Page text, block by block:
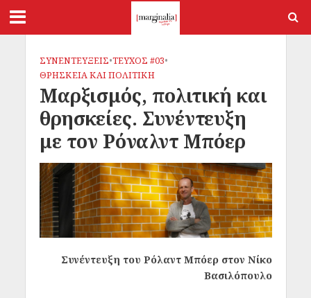
ΣΥΝΕΝΤΕΥΞΕΙΣ•ΤΕΥΧΟΣ #03•
ΘΡΗΣΚΕΙΑ ΚΑΙ ΠΟΛΙΤΙΚΗ
Μαρξισμός, πολιτική και
θρησκείες. Συνέντευξη
με τον Ρόναλντ Μπόερ
Συνέντευξη του Ρόλαντ Μπόερ στον Νίκο
Βασιλόπουλο